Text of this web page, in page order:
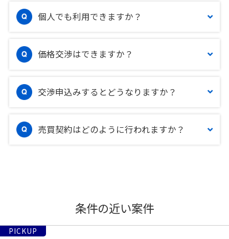
個人でも利用できますか？
価格交渉はできますか？
交渉申込みするとどうなりますか？
売買契約はどのように行われますか？
条件の近い案件
PICKUP